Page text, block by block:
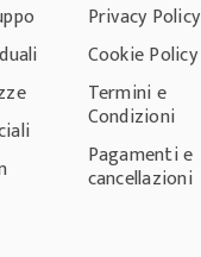
Privacy Policy
Cookie Policy
Termini e
Condizioni
Pagamenti e
cancellazioni